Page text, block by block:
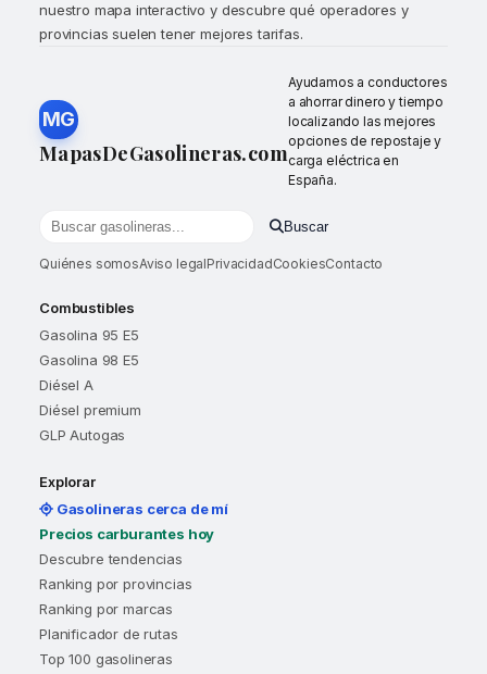
nuestro mapa interactivo y descubre qué operadores y
provincias suelen tener mejores tarifas.
MG
MapasDeGasolineras.com
Ayudamos a conductores
a ahorrar dinero y tiempo
localizando las mejores
opciones de repostaje y
carga eléctrica en
España.
Buscar gasolineras por localidad o provincia
Buscar
Quiénes somosAviso legalPrivacidadCookiesContacto
Combustibles
Gasolina 95 E5
Gasolina 98 E5
Diésel A
Diésel premium
GLP Autogas
Explorar
Gasolineras cerca de mí
Precios carburantes hoy
Descubre tendencias
Ranking por provincias
Ranking por marcas
Planificador de rutas
Top 100 gasolineras